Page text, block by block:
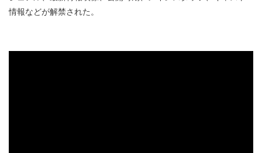
情報などが解禁された。